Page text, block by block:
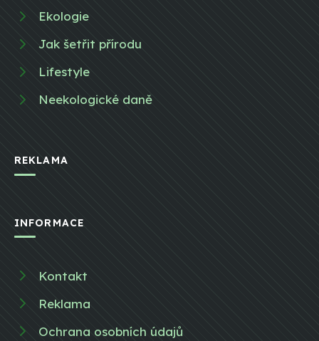
Ekologie
Jak šetřit přírodu
Lifestyle
Neekologické daně
REKLAMA
INFORMACE
Kontakt
Reklama
Ochrana osobních údajů